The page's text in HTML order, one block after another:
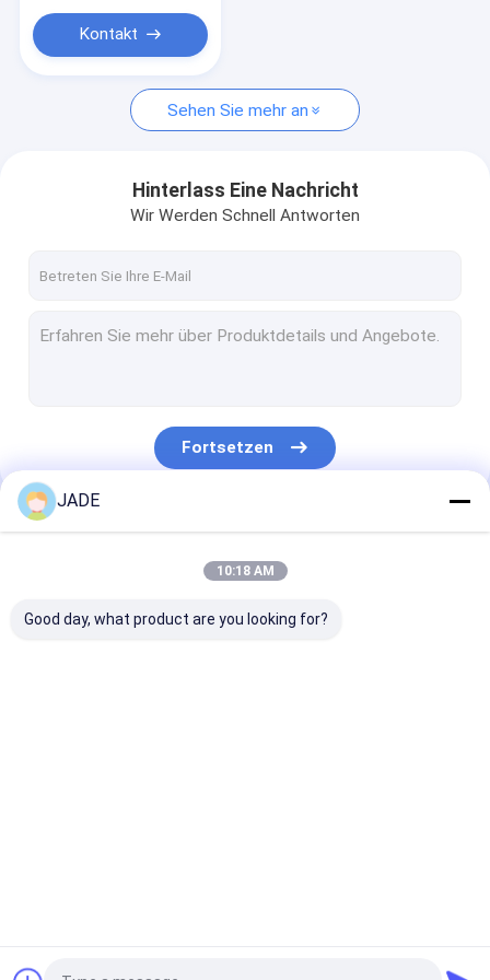
Kontakt
Sehen Sie mehr an
Hinterlass Eine Nachricht
Wir Werden Schnell Antworten
Fortsetzen
Unsere Kategorien
JADE
10:18 AM
Good day, what product are you looking for?